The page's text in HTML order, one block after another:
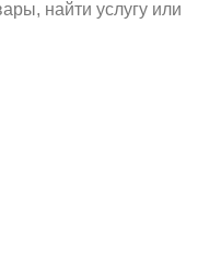
найти услугу или